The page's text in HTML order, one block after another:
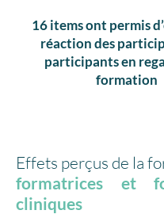
16 items ont permis
réaction des
participants en
formation
Effets perçus de la
formatrices et
cliniques